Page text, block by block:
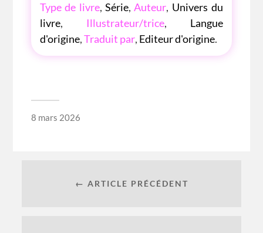
Type de livre, Série, Auteur, Univers du
livre, Illustrateur/trice, Langue
d'origine,Traduit par, Editeur d'origine.
8 mars 2026
← ARTICLE PRÉCÉDENT